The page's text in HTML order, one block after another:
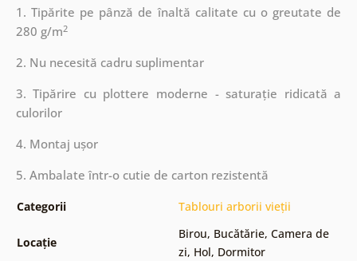
1. Tipărite pe pânză de înaltă calitate cu o greutate de
280 g/m2
2. Nu necesită cadru suplimentar
3. Tipărire cu plottere moderne - saturație ridicată a
culorilor
4. Montaj ușor
5. Ambalate într-o cutie de carton rezistentă
Categorii Tablouri arborii vieții
Locație
Birou, Bucătărie, Camera de
zi, Hol, Dormitor